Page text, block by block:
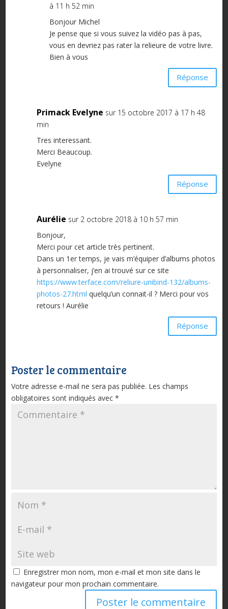
à 11 h 52 min
Bonjour Michel
Je pense que si vous suivez la vidéo pas à pas,
vous en devriez pas rater la relieure de votre livre.
Bien à vous
Réponse
Primack Evelyne sur 15 octobre 2017 à 17 h 48
min
Tres interessant.
Merci Beaucoup.
Evelyne
Réponse
Aurélie sur 2 octobre 2018 à 10 h 57 min
Bonjour,
Merci pour cet article très pertinent.
Dans un 1er temps, je vais m’équiper d’albums photos
à personnaliser, j’en ai trouvé sur ce site
https://www.terface.com/reliure-unibind-132/albums-
photos-27.html quelqu’un connait-il ? Merci pour vos
retours ! Aurélie
Réponse
Poster le commentaire
Votre adresse e-mail ne sera pas publiée. Les champs
obligatoires sont indiqués avec *
Enregistrer mon nom, mon e-mail et mon site dans le
navigateur pour mon prochain commentaire.